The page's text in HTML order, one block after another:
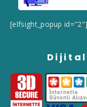
[elfsight_popup id="2"]
Dijital